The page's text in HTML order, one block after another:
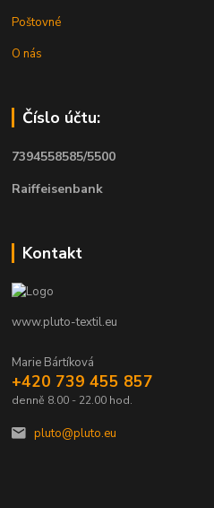
Poštovné
O nás
Číslo účtu:
7394558585/5500
Raiffeisenbank
Kontakt
www.pluto-textil.eu
Marie Bártíková
+420 739 455 857
denně 8.00 - 22.00 hod.
pluto@pluto.eu